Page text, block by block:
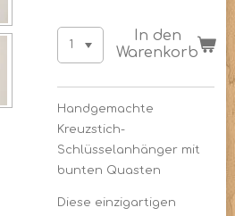
In den
Warenkorb
Handgemachte
Kreuzstich-
Schlüsselanhänger mit
bunten Quasten
Diese einzigartigen